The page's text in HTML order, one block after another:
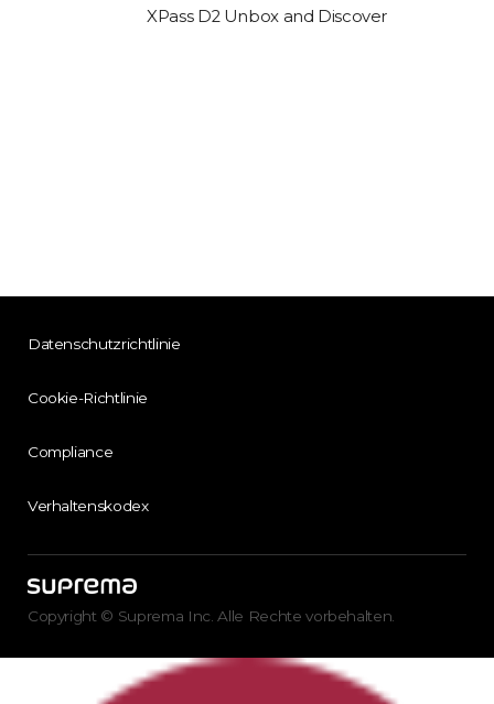
XPass D2 Unbox and Discover
Datenschutzrichtlinie
Cookie-Richtlinie
Compliance
Verhaltenskodex
Copyright © Suprema Inc. Alle Rechte vorbehalten.